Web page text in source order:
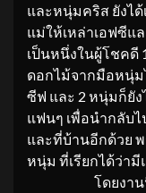
และหนุ่มคริส ยังไ
แม่ให้เหล่าเอฟซีแ
เป็นหนึ่งในผู้โชคดี
ดอกไม้จากมือหนุ่
ซีฟ และ 2 หนุ่มก็ยั
แฟนๆ เพื่อนำกลับ
และที่บ้านอีกด้วย พ
หนุ่ม ที่เรียกได้ว่า
โดยงานนี้ทั้ง